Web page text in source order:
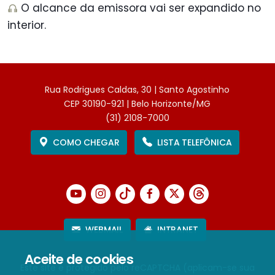
Aceite de cookies
O alcance da emissora vai ser expandido no
interior.
Rua Rodrigues Caldas, 30 | Santo Agostinho
CEP 30190-921 | Belo Horizonte/MG
(31) 2108-7000
COMO CHEGAR
LISTA TELEFÔNICA
WEBMAIL INTRANET
Este site é protegido pelo reCAPTCHA (aplicam-se sua